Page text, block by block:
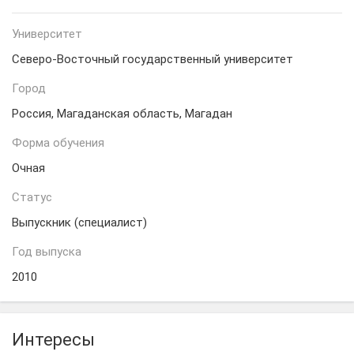
Университет
Северо-Восточный государственный университет
Город
Россия, Магаданская область, Магадан
Форма обучения
Очная
Статус
Выпускник (специалист)
Год выпуска
2010
Интересы